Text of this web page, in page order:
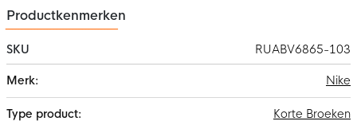
Productkenmerken
SKU
RUABV6865-103
informatie
Nike
Korte Broeken